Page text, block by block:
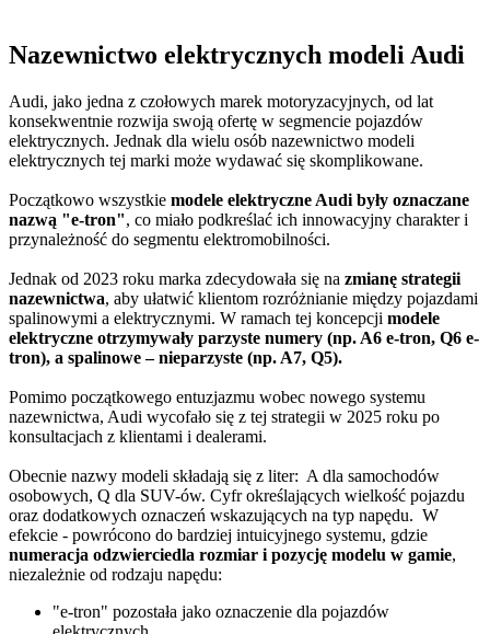
Nazewnictwo elektrycznych modeli Audi
​Audi, jako jedna z czołowych marek motoryzacyjnych, od lat
konsekwentnie rozwija swoją ofertę w segmencie pojazdów
elektrycznych. Jednak dla wielu osób nazewnictwo modeli
elektrycznych tej marki może wydawać się skomplikowane.
Początkowo wszystkie modele elektryczne Audi były oznaczane
nazwą "e-tron", co miało podkreślać ich innowacyjny charakter i
przynależność do segmentu elektromobilności.
Jednak od 2023 roku marka zdecydowała się na zmianę strategii
nazewnictwa, aby ułatwić klientom rozróżnianie między pojazdami
spalinowymi a elektrycznymi. W ramach tej koncepcji modele
elektryczne otrzymywały parzyste numery (np. A6 e-tron, Q6 e-
tron), a spalinowe – nieparzyste (np. A7, Q5).
Pomimo początkowego entuzjazmu wobec nowego systemu
nazewnictwa, Audi wycofało się z tej strategii w 2025 roku po
konsultacjach z klientami i dealerami.
Obecnie nazwy modeli składają się z liter: A dla samochodów
osobowych, Q dla SUV-ów. Cyfr określających wielkość pojazdu
oraz dodatkowych oznaczeń wskazujących na typ napędu. W
efekcie - powrócono do bardziej intuicyjnego systemu, gdzie
numeracja odzwierciedla rozmiar i pozycję modelu w gamie,
niezależnie od rodzaju napędu:
"e-tron" pozostała jako oznaczenie dla pojazdów